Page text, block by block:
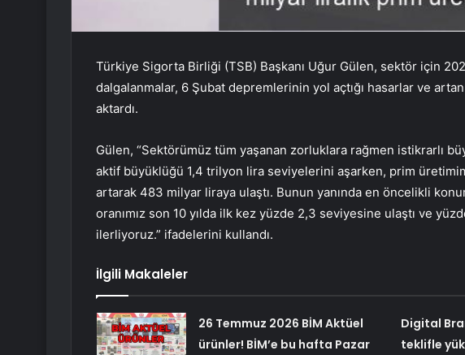
Türkiye Sigorta Birliği (TSB) Başkanı Uğur Gülen, sektör için
dalgalanmalar, 6 Şubat depremlerinin yol açtığı hasarlar ve
aktardı.
Gülen, “Sektörümüz tüm yaşanan zorluklara rağmen istikrarlı
aktif büyüklüğü 1,4 trilyon lira seviyelerini aşarken, prim
artarak 483 milyar liraya ulaştı. Bunun yanında en öncelikli
oranımız son 10 yılda ilk kez yüzde 2,3 seviyesine ulaştı ve
ilerliyoruz.” ifadelerini kullandı.
İlgili Makaleler
26 Temmuz 2026 BİM Aktüel
ürünler! BİM’e bu hafta Pazar
Digital
teklifle